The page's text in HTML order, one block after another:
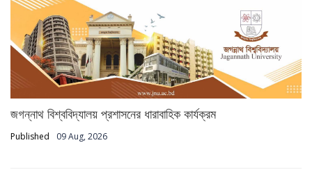
জগন্নাথ বিশ্ববিদ্যালয় প্রশাসনের ধারাবাহিক কার্যক্রম
Published 09 Aug, 2026